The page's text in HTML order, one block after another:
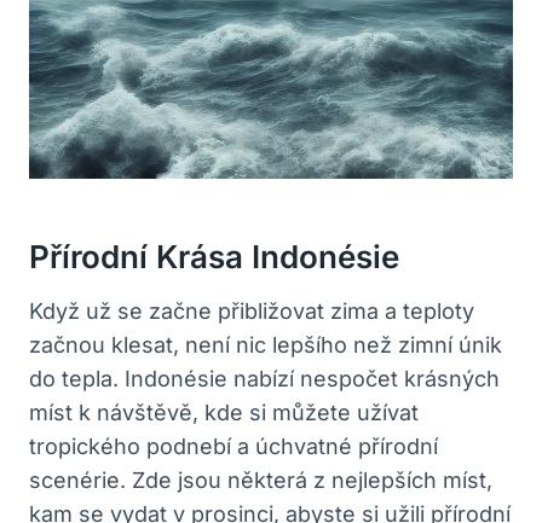
Přírodní Krása Indonésie
Když už se začne přibližovat zima a teploty
začnou klesat, není nic lepšího než zimní únik
do tepla. Indonésie nabízí nespočet krásných
míst k návštěvě, kde si můžete užívat
tropického podnebí a úchvatné přírodní
scenérie. Zde jsou některá z nejlepších míst,
kam se vydat v prosinci, abyste si užili přírodní